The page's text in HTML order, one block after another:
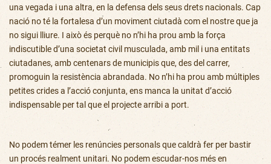
una vegada i una altra, en la defensa dels seus drets nacionals. Cap
nació no té la fortalesa d’un moviment ciutadà com el nostre que ja
no sigui lliure. I això és perquè no n’hi ha prou amb la força
indiscutible d’una societat civil musculada, amb mil i una entitats
ciutadanes, amb centenars de municipis que, des del carrer,
promoguin la resistència abrandada. No n’hi ha prou amb múltiples
petites crides a l’acció conjunta, ens manca la unitat d’acció
indispensable per tal que el projecte arribi a port.
No podem témer les renúncies personals que caldrà fer per bastir
un procés realment unitari. No podem escudar-nos més en